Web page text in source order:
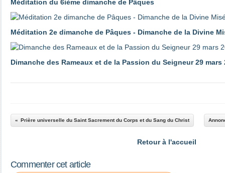
Méditation du 6ième dimanche de Pâques
Méditation 2e dimanche de Pâques - Dimanche de la Divine
Dimanche des Rameaux et de la Passion du Seigneur 29 mars
Prière universelle du Saint Sacrement du Corps et du Sang du Christ
Retour à l'accueil
Commenter cet article